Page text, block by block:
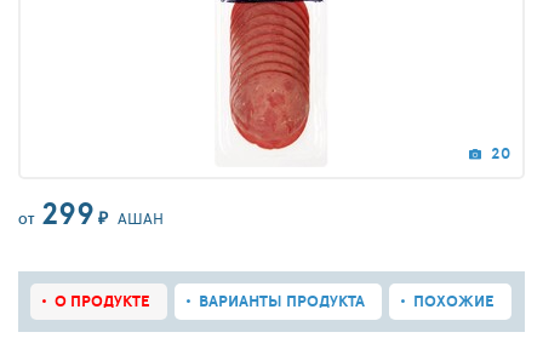
20
ОТ 299 ₽ АШАН
О ПРОДУКТЕ ВАРИАНТЫ ПРОДУКТА ПОХОЖИЕ